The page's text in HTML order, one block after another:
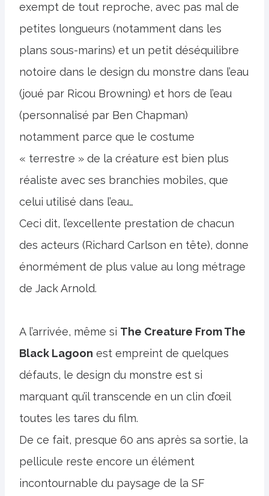
exempt de tout reproche, avec pas mal de
petites longueurs (notamment dans les
plans sous-marins) et un petit déséquilibre
notoire dans le design du monstre dans l’eau
(joué par Ricou Browning) et hors de l’eau
(personnalisé par Ben Chapman)
notamment parce que le costume
« terrestre » de la créature est bien plus
réaliste avec ses branchies mobiles, que
celui utilisé dans l’eau…
Ceci dit, l’excellente prestation de chacun
des acteurs (Richard Carlson en tête), donne
énormément de plus value au long métrage
de Jack Arnold.
A l’arrivée, même si The Creature From The
Black Lagoon est empreint de quelques
défauts, le design du monstre est si
marquant qu’il transcende en un clin d’œil
toutes les tares du film.
De ce fait, presque 60 ans après sa sortie, la
pellicule reste encore un élément
incontournable du paysage de la SF